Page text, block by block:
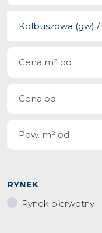
RYNEK
Rynek pierwotny